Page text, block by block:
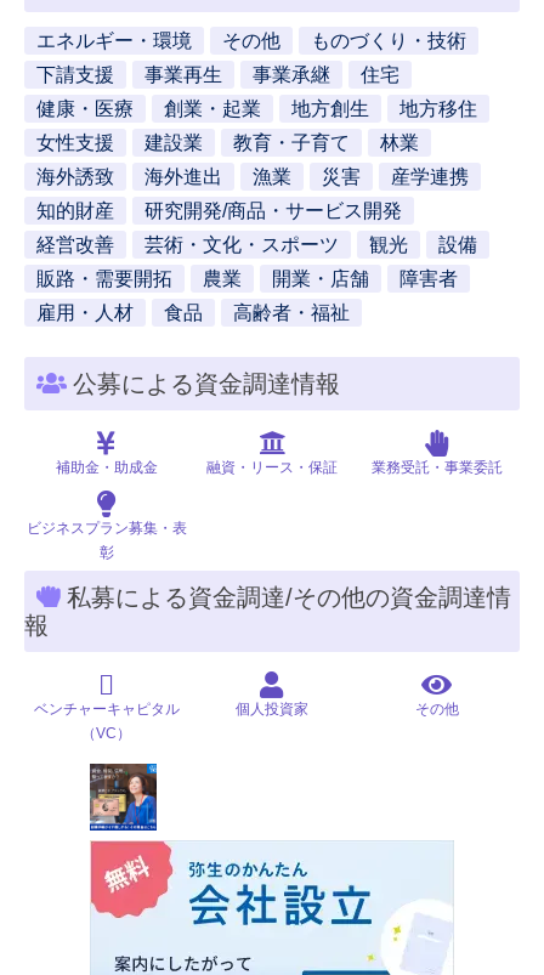
エネルギー・環境 その他
ものづくり・技術
下請支援
事業再生 事業承継
住宅
健康・医療
創業・起業 地方創生
地方移住
女性支援
建設業 教育・子育て
林業
海外誘致
海外進出 漁業 災害
産学連携
知的財産
研究開発/商品・サービス開発
経営改善
芸術・文化・スポーツ 観光
設備
販路・需要開拓
農業 開業・店舗
障害者
雇用・人材
食品 高齢者・福祉
公募による資金調達情報
補助金・助成金 融資・リース・保証 業務受託・事業委託
ビジネスプラン募集・表
彰
私募による資金調達/その他の資金調達情
報
ベンチャーキャピタル
（VC）
個人投資家 その他